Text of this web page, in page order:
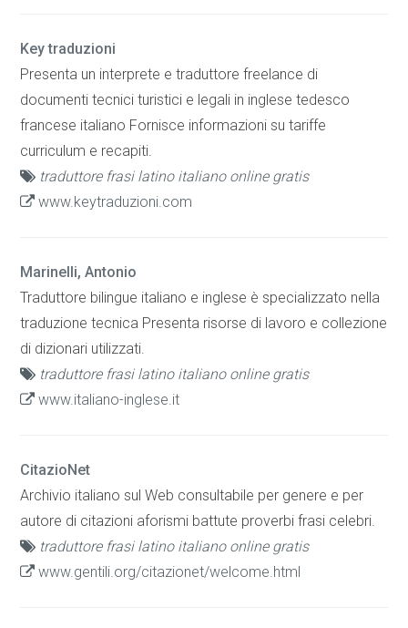
Key traduzioni
Presenta un interprete e traduttore freelance di
documenti tecnici turistici e legali in inglese tedesco
francese italiano Fornisce informazioni su tariffe
curriculum e recapiti.
traduttore frasi latino italiano online gratis
www.keytraduzioni.com
Marinelli, Antonio
Traduttore bilingue italiano e inglese è specializzato nella
traduzione tecnica Presenta risorse di lavoro e collezione
di dizionari utilizzati.
traduttore frasi latino italiano online gratis
www.italiano-inglese.it
CitazioNet
Archivio italiano sul Web consultabile per genere e per
autore di citazioni aforismi battute proverbi frasi celebri.
traduttore frasi latino italiano online gratis
www.gentili.org/citazionet/welcome.html